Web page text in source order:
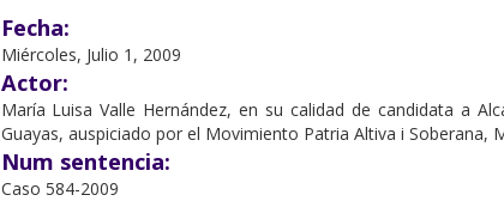
Fecha:
Miércoles, Julio 1, 2009
Actor:
María Luisa Valle Hernández, en su calidad de candidata a
Guayas, auspiciado por el Movimiento Patria Altiva i Soberana,
Num sentencia:
Caso 584-2009